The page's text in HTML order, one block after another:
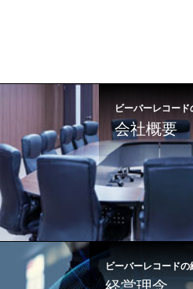
ビーバーレコー
会社概要
ビーバーレコード